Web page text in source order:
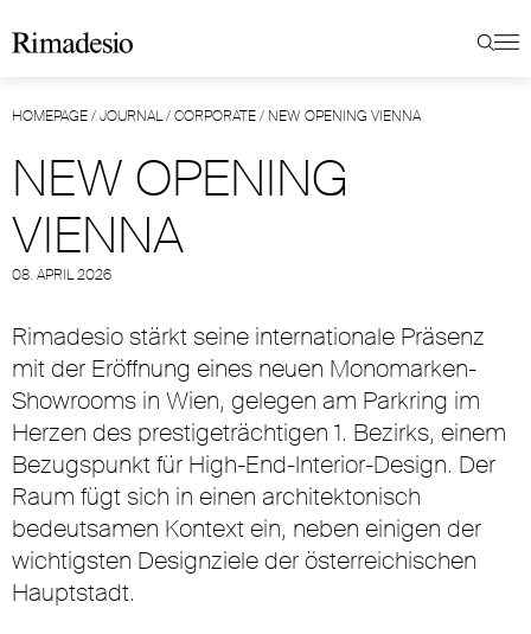
HOMEPAGE/JOURNAL/CORPORATE/ NEW OPENING VIENNA
NEW OPENING
VIENNA
08. APRIL 2026
Rimadesio stärkt seine internationale Präsenz
mit der Eröffnung eines neuen Monomarken-
Showrooms in Wien, gelegen am Parkring im
Herzen des prestigeträchtigen 1. Bezirks, einem
Bezugspunkt für High-End-Interior-Design. Der
Raum fügt sich in einen architektonisch
bedeutsamen Kontext ein, neben einigen der
wichtigsten Designziele der österreichischen
Hauptstadt.